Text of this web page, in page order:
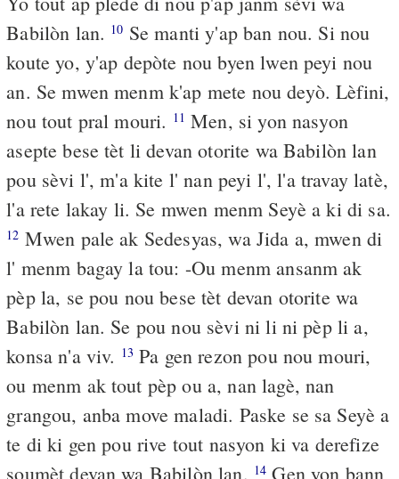
Babilòn lan. 10 Se manti y'ap ban nou. Si nou
koute yo, y'ap depòte nou byen lwen peyi nou
an. Se mwen menm k'ap mete nou deyò. Lèfini,
nou tout pral mouri. 11 Men, si yon nasyon
asepte bese tèt li devan otorite wa Babilòn lan
pou sèvi l', m'a kite l' nan peyi l', l'a travay latè,
l'a rete lakay li. Se mwen menm Seyè a ki di sa.
12 Mwen pale ak Sedesyas, wa Jida a, mwen di
l' menm bagay la tou: -Ou menm ansanm ak
pèp la, se pou nou bese tèt devan otorite wa
Babilòn lan. Se pou nou sèvi ni li ni pèp li a,
konsa n'a viv. 13 Pa gen rezon pou nou mouri,
ou menm ak tout pèp ou a, nan lagè, nan
grangou, anba move maladi. Paske se sa Seyè a
te di ki gen pou rive tout nasyon ki va derefize
soumèt devan wa Babilòn lan. 14 Gen yon bann